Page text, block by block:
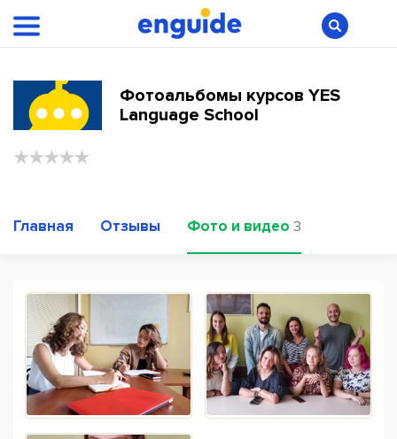
Фотоальбомы курсов YES
Language School
Главная Отзывы Фото и видео 3